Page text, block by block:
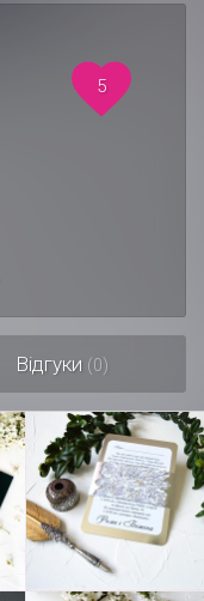
5
Відгуки (0)